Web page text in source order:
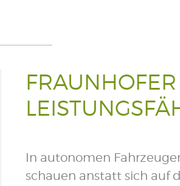
In autonomen
schauen anstatt sich auf